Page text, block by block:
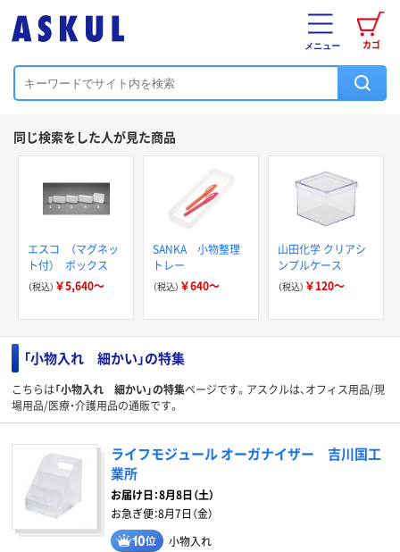
カゴ
メニュー
同じ検索をした人が見た商品
エスコ （マグネッ
ト付） ボックス
（税込） ￥5,640～
SANKA 小物整理
トレー
（税込） ￥640～
山田化学 クリアシ
ンプルケース
（税込） ￥120～
「小物入れ 細かい」の特集
こちらは「小物入れ 細かい」の特集ページです。アスクルは、オフィス用品/現
場用品/医療・介護用品の通販です。
ライフモジュール オーガナイザー 吉川国工
業所
お届け日：8月8日（土）
お急ぎ便：8月7日（金）
小物入れ